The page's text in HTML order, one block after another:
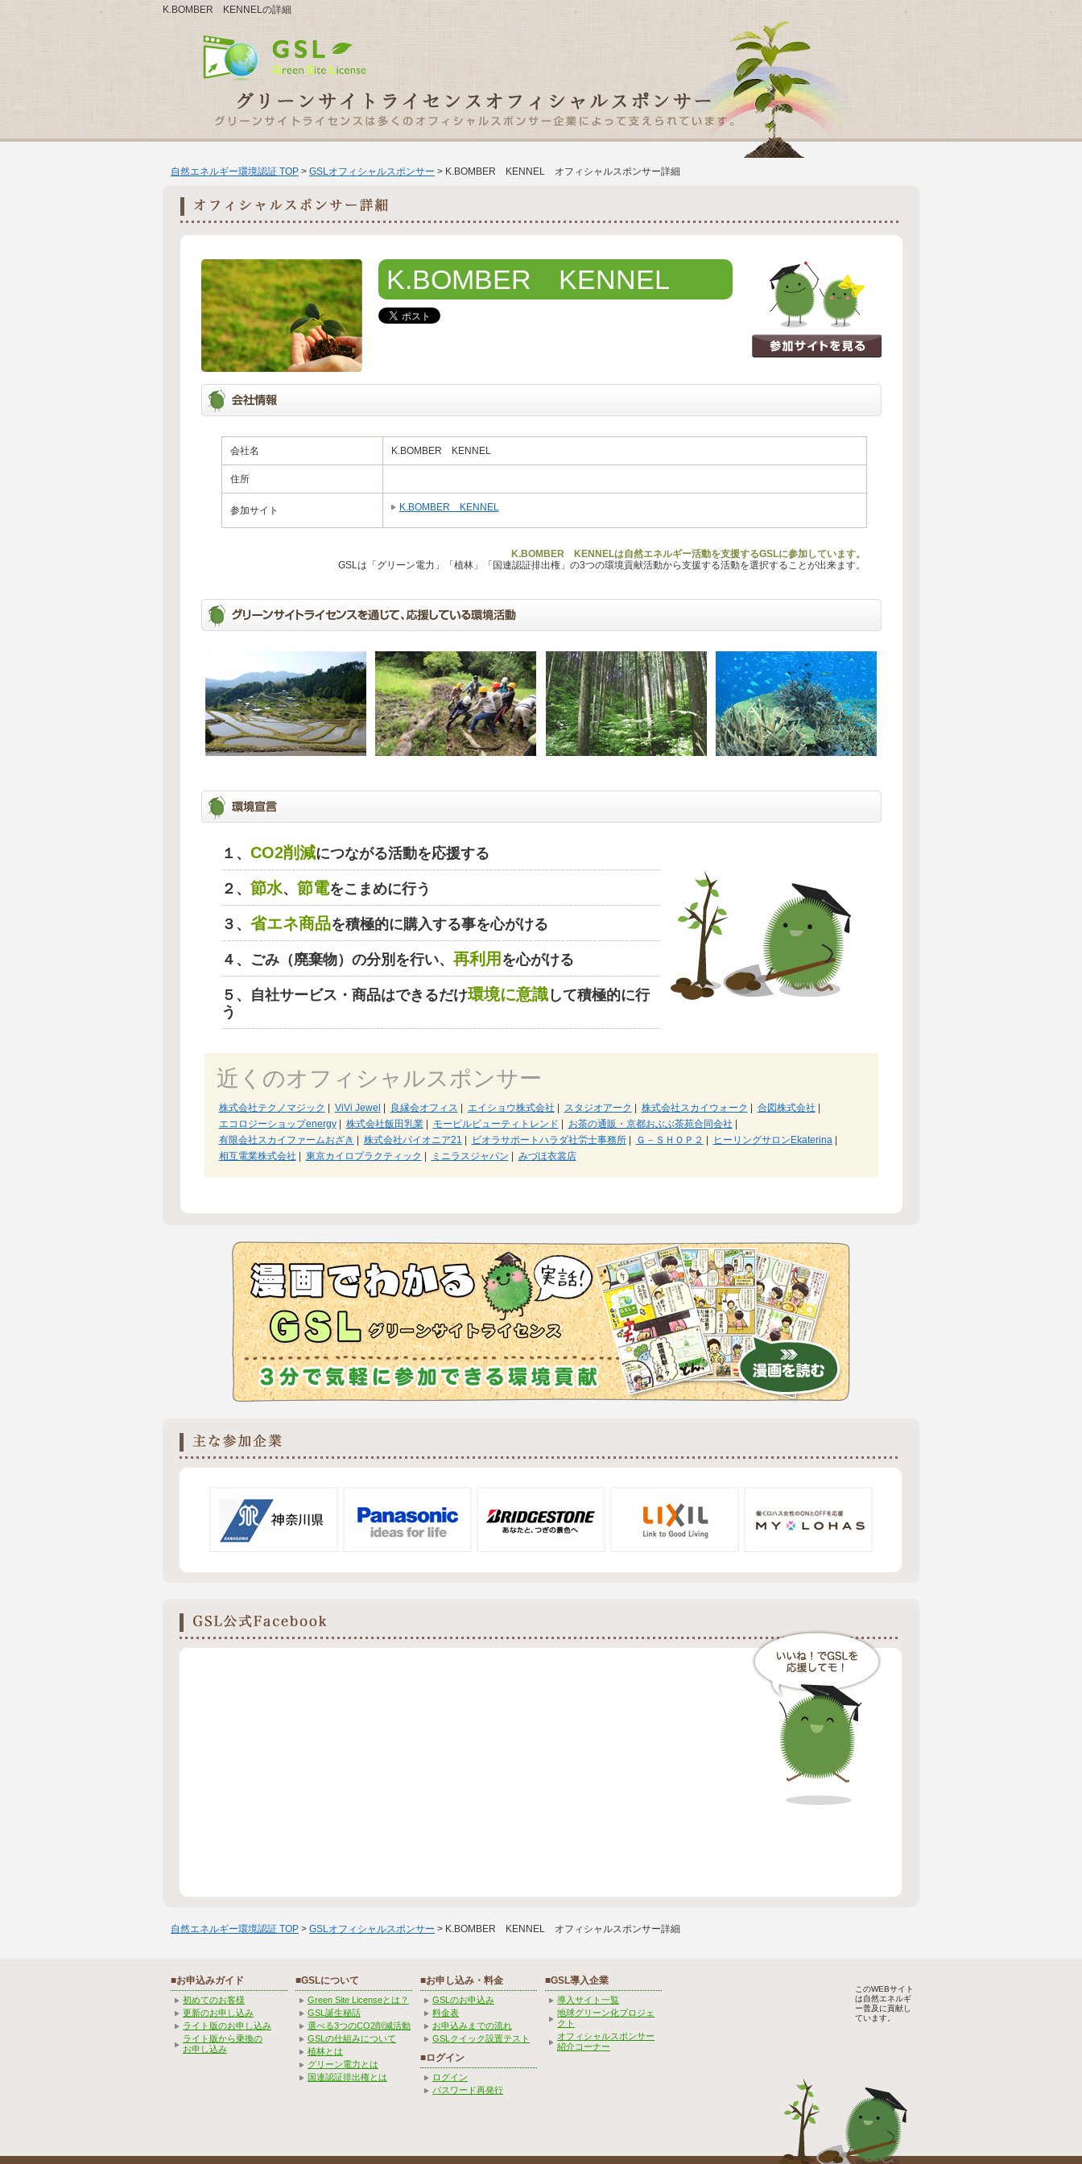
K.BOMBER KENNELの詳細
自然エネルギー環境認証 TOP > GSLオフィシャルスポンサー > K.BOMBER KENNEL オフィシャルスポンサー詳細
K.BOMBER KENNEL
会社名 K.BOMBER KENNEL
住所
参加サイト K.BOMBER KENNEL
K.BOMBER KENNELは自然エネルギー活動を支援するGSLに参加しています。
GSLは「グリーン電力」「植林」「国連認証排出権」の3つの環境貢献活動から支援する活動を選択することが出来ます。
１、 CO2削減につながる活動を応援する
２、 節水、 節電をこまめに行う
３、 省エネ商品を積極的に購入する事を心がける
４、ごみ（廃棄物）の分別を行い、 再利用 を心がける
５、自社サービス・商品はできるだけ環境に意識して積極的に行
う
近くのオフィシャルスポンサー
株式会社テクノマジック ViVi Jewel 良縁会オフィス エイショウ株式会社 スタジオアーク 株式会社スカイウォーク 合図株式会社
エコロジーショップenergy| 株式会社飯田乳業| モービルビューティトレンド お茶の通販・京都おぶぶ茶苑合同会社
有限会社スカイファームおざき
株式会社パイオニア21 ビオラサポートハラダ社労士事務所| Ｇ－ＳＨＯＰ２ ヒーリングサロンEkaterina|
相互電業株式会社
東京カイロプラクティック ミニラスジャパン みづほ衣裳店
自然エネルギー環境認証 TOP > GSLオフィシャルスポンサー > K.BOMBER KENNEL オフィシャルスポンサー詳細
■お申込みガイド
初めてのお客様
更新のお申し込み
ライト版のお申し込み
ライト版から乗換の
お申し込み
■GSLについて
Green Site Licenseとは？
GSL誕生秘話
選べる3つのCO2削減活動
GSLの仕組みについて
植林とは
グリーン電力とは
国連認証排出権とは
■お申し込み・料金
GSLのお申込み
料金表
お申込みまでの流れ
GSLクイック設置テスト
■ログイン
ログイン
パスワード再発行
■GSL導入企業
導入サイト一覧
地球グリーン化プロジェ
クト
オフィシャルスポンサー
紹介コーナー
このWEBサイト
は自然エネルギ
ー普及に貢献し
ています。